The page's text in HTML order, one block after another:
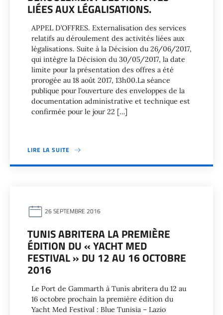
LIÉES AUX LÉGALISATIONS.
APPEL D’OFFRES. Externalisation des services
relatifs au déroulement des activités liées aux
légalisations. Suite à la Décision du 26/06/2017,
qui intègre la Décision du 30/05/2017, la date
limite pour la présentation des offres a été
prorogée au 18 août 2017, 13h00.La séance
publique pour l’ouverture des enveloppes de la
documentation administrative et technique est
confirmée pour le jour 22 […]
LIRE LA SUITE
26 SEPTEMBRE 2016
TUNIS ABRITERA LA PREMIÈRE
ÉDITION DU « YACHT MED
FESTIVAL » DU 12 AU 16 OCTOBRE
2016
Le Port de Gammarth à Tunis abritera du 12 au
16 octobre prochain la première édition du
Yacht Med Festival : Blue Tunisia – Lazio